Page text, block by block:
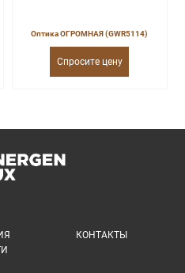
Оптика ОГРОМНАЯ (GWR5114)
Спросите цену
КОНТАКТЫ